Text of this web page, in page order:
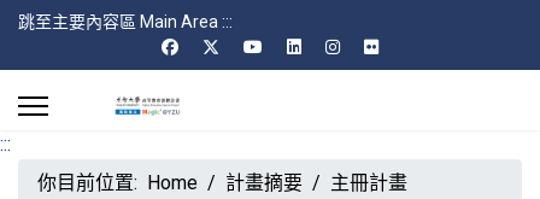
跳至主要內容區 Main Area :::
:::
你目前位置: Home 計畫摘要
主冊計畫